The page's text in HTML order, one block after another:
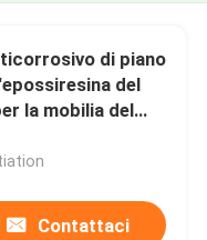
di piano
del
la mobilia del
Contattaci